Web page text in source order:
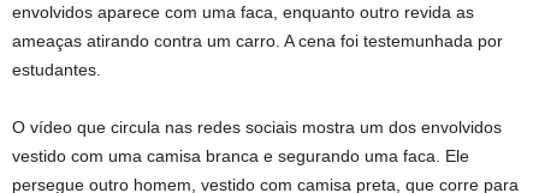
envolvidos aparece com uma faca, enquanto outro revida as
ameaças atirando contra um carro. A cena foi testemunhada por
estudantes.
O vídeo que circula nas redes sociais mostra um dos envolvidos
vestido com uma camisa branca e segurando uma faca. Ele
persegue outro homem, vestido com camisa preta, que corre para